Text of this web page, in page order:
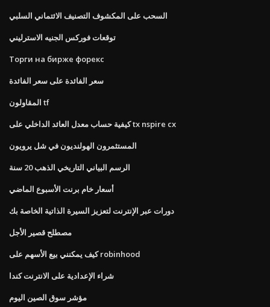
السحب على المكشوف التصنيف الائتماني السلبي
توقعات فوركس الجنيه الاسترليني
Торги на бирже форекс
سعر الفائدة على سعر الفائدة
المقاولون tf
كيفية حساب معدل العائد الداخلي على tx nspire cx
المستثمرون الهولنديون في شل يرويون
الرسم البياني التاريخي الذهب 20 سنة
أسعار خام برنت الأسبوع الماضي
دورات عبر الإنترنت لتعزيز السيرة الذاتية الخاصة بك
مصطلح قصير الأجل
كيف يمكنني بيع الأسهم على robinhood
شراء الإعدادية على الانترنت كندا
مؤشر سوق الصين اليوم